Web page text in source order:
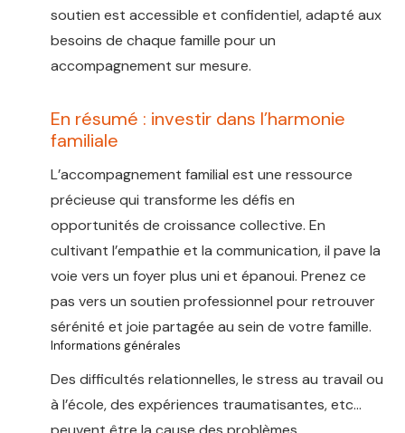
soutien est accessible et confidentiel, adapté aux
besoins de chaque famille pour un
accompagnement sur mesure.
En résumé : investir dans l’harmonie
familiale
L’accompagnement familial est une ressource
précieuse qui transforme les défis en
opportunités de croissance collective. En
cultivant l’empathie et la communication, il pave la
voie vers un foyer plus uni et épanoui. Prenez ce
pas vers un soutien professionnel pour retrouver
sérénité et joie partagée au sein de votre famille.
Informations générales
Des difficultés relationnelles, le stress au travail ou
à l’école, des expériences traumatisantes, etc…